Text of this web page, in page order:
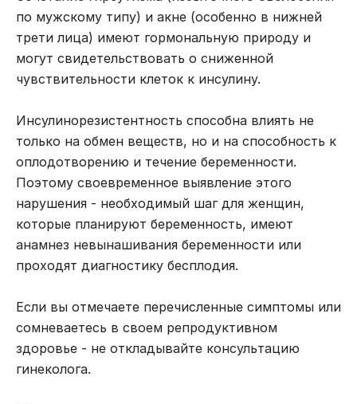
по мужскому типу) и акне (особенно в нижней
трети лица) имеют гормональную природу и
могут свидетельствовать о сниженной
чувствительности клеток к инсулину.
Инсулинорезистентность способна влиять не
только на обмен веществ, но и на способность к
оплодотворению и течение беременности.
Поэтому своевременное выявление этого
нарушения - необходимый шаг для женщин,
которые планируют беременность, имеют
анамнез невынашивания беременности или
проходят диагностику бесплодия.
Если вы отмечаете перечисленные симптомы или
сомневаетесь в своем репродуктивном
здоровье - не откладывайте консультацию
гинеколога.